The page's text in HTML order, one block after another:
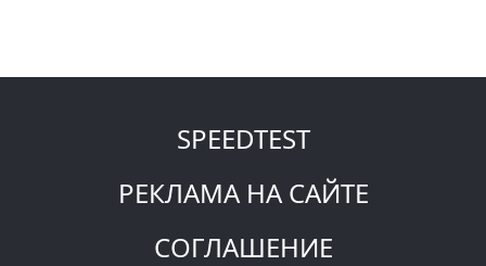
SPEEDTEST
РЕКЛАМА НА САЙТЕ
СОГЛАШЕНИЕ